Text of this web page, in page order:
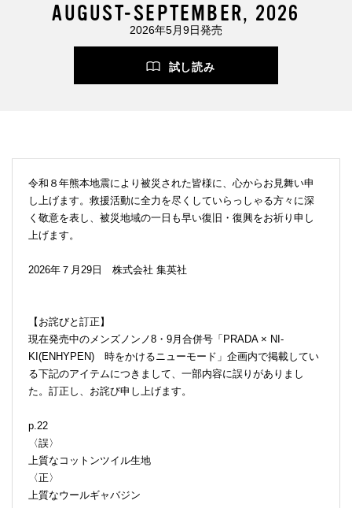
AUGUST-SEPTEMBER, 2026
2026年5月9日発売
試し読み
令和８年熊本地震により被災された皆様に、心からお見舞い申
し上げます。救援活動に全力を尽くしていらっしゃる方々に深
く敬意を表し、被災地域の一日も早い復旧・復興をお祈り申し
上げます。
2026年７月29日 株式会社 集英社
【お詫びと訂正】
現在発売中のメンズノンノ8・9月合併号「PRADA × NI-
KI(ENHYPEN) 時をかけるニューモード」企画内で掲載してい
る下記のアイテムにつきまして、一部内容に誤りがありまし
た。訂正し、お詫び申し上げます。
p.22
〈誤〉
上質なコットンツイル生地
〈正〉
上質なウールギャバジン